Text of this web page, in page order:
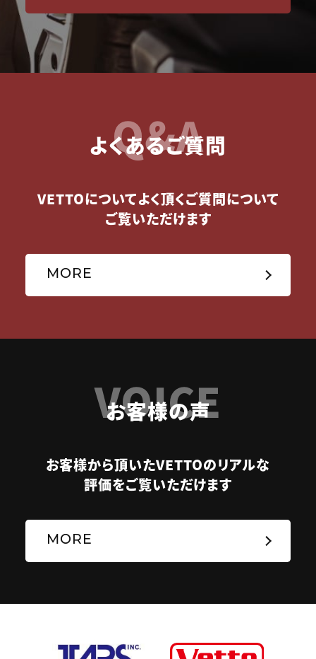
Q&A
よくあるご質問
VETTOについてよく頂くご質問について
ご覧いただけます
MORE
VOICE
お客様の声
お客様から頂いたVETTOのリアルな
評価をご覧いただけます
MORE